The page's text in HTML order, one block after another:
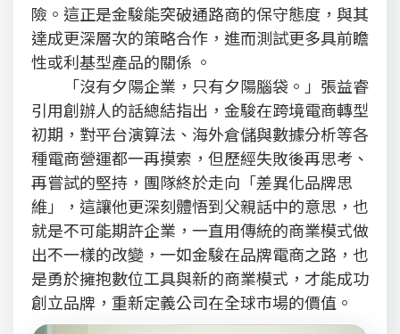
險。這正是金駿能突破通路商的保守態度，與其
達成更深層次的策略合作，進而測試更多具前瞻
性或利基型產品的關係 。
「沒有夕陽企業，只有夕陽腦袋。」張益睿
引用創辦人的話總結指出，金駿在跨境電商轉型
初期，對平台演算法、海外倉儲與數據分析等各
種電商營運都一再摸索，但歷經失敗後再思考、
再嘗試的堅持，團隊終於走向「差異化品牌思
維」，這讓他更深刻體悟到父親話中的意思，也
就是不可能期許企業，一直用傳統的商業模式做
出不一樣的改變，一如金駿在品牌電商之路，也
是勇於擁抱數位工具與新的商業模式，才能成功
創立品牌，重新定義公司在全球市場的價值。